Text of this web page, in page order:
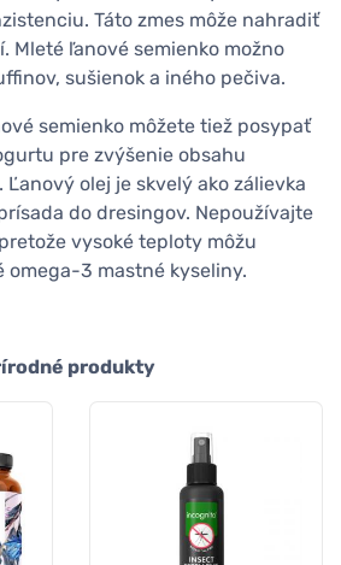
Táto zmes môže nahradiť
Mleté ľanové semienko možno
sušienok a iného pečiva.
semienko môžete tiež posypať
pre zvýšenie obsahu
olej je skvelý ako zálievka
do dresingov. Nepoužívajte
vysoké teploty môžu
omega-3 mastné kyseliny.
produkty